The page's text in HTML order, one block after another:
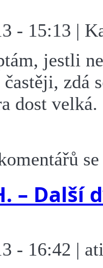
- 15:13 |
jestli
zdá
dost velká.
– Další
- 16:42 |